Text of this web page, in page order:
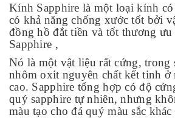
Kính Sapphire là một loại kính có
có khả năng chống xước tốt bởi
đồng hồ đắt tiền và tốt thương
Sapphire ,
Nó là một vật liệu rất cứng, trong
nhôm oxit nguyên chất kết tinh ở
cao. Sapphire tổng hợp có độ
quý sapphire tự nhiên, nhưng
màu tạo cho đá quý màu sắc khác